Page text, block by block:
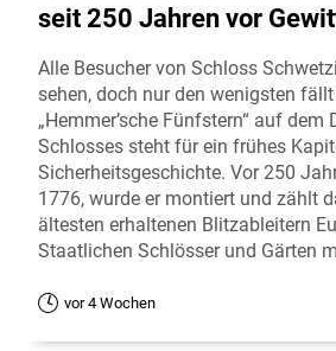
seit 250 Jahren vor
Alle Besucher von Schloss
sehen, doch nur den wenigsten
„Hemmer’sche Fünfstern“ auf dem
Schlosses steht für ein frühes
Sicherheitsgeschichte. Vor 250
1776, wurde er montiert und zählt
ältesten erhaltenen Blitzableitern
Staatlichen Schlösser und Gärten
vor 4 Wochen